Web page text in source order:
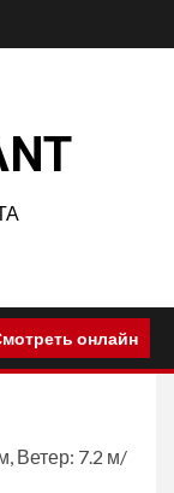
онлайн
Ветер: 7.2 м/